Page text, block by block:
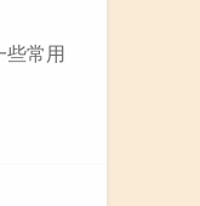
些常用